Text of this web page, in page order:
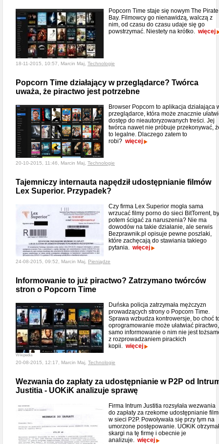
Popcorn Time staje się nowym The Pirate
Bay. Filmowcy go nienawidzą, walczą z
nim, od czasu do czasu udaje się go
powstrzymać. Niestety na krótko. więcej
18-11-2015, 10:57, Marcin Maj, Technologie
Popcorn Time działający w przeglądarce? Twórca
uważa, że piractwo jest potrzebne
Browser Popcorn to aplikacja działająca
przeglądarce, która może znacznie
dostęp do nieautoryzowanych treści. Jej
twórca nawet nie próbuje przekonywać,
to legalne. Dlaczego zatem to
robi? więcej
20-10-2015, 11:46, Marcin Maj, Technologie
Tajemniczy internauta napędził udostępnianie filmów
Lex Superior. Przypadek?
Czy firma Lex Superior mogła sama
wrzucać filmy porno do sieci BitTorrent, by
potem ścigać za naruszenia? Nie ma
dowodów na takie działanie, ale serwis
Bezprawnik.pl opisuje pewne poszlaki,
które zachęcają do stawiania takiego
pytania. więcej
24-08-2015, 09:52, Marcin Maj, Pieniądze
Informowanie to już piractwo? Zatrzymano twórców
stron o Popcorn Time
Wikipedia
Duńska policja zatrzymała mężczyzn
prowadzących strony o Popcorn Time.
Sprawa wzbudza kontrowersje, bo choć
oprogramowanie może ułatwiać piractwo,
samo informowanie o nim nie jest
z rozprowadzaniem pirackich
kopii. więcej
20-08-2015, 12:17, Marcin Maj, Technologie
Wezwania do zapłaty za udostępnianie w P2P od
Justitia - UOKiK analizuje sprawę
Firma Intrum Justitia rozsyłała wezwania
do zapłaty za rzekome udostępnianie
w sieci P2P. Powoływała się przy tym na
umorzone postępowanie. UOKiK otrzymał
skargi na tę firmę i obecnie je
analizuje. więcej